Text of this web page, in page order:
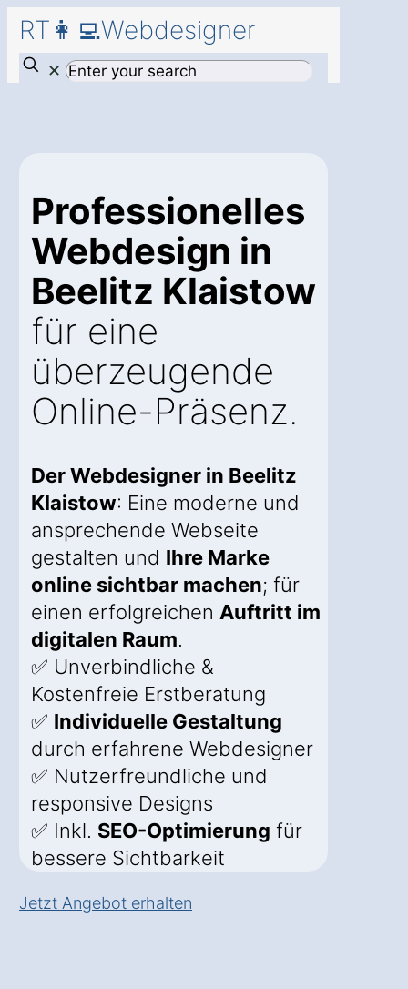
RT👩‍💻Webdesigner
✕
Professionelles
Webdesign in
Beelitz Klaistow
für eine
überzeugende
Online-Präsenz.
Der Webdesigner in Beelitz
Klaistow: Eine moderne und
ansprechende Webseite
gestalten und Ihre Marke
online sichtbar machen; für
einen erfolgreichen Auftritt im
digitalen Raum.
✅ Unverbindliche &
Kostenfreie Erstberatung
✅ Individuelle Gestaltung
durch erfahrene Webdesigner
✅ Nutzerfreundliche und
responsive Designs
✅ Inkl. SEO-Optimierung für
bessere Sichtbarkeit
Jetzt Angebot erhalten